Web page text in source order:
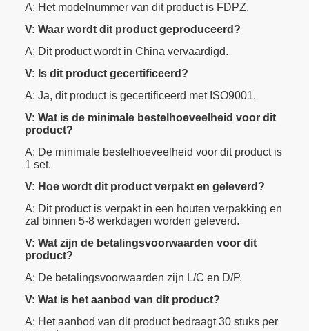
A: Het modelnummer van dit product is FDPZ.
V: Waar wordt dit product geproduceerd?
A: Dit product wordt in China vervaardigd.
V: Is dit product gecertificeerd?
A: Ja, dit product is gecertificeerd met ISO9001.
V: Wat is de minimale bestelhoeveelheid voor dit
product?
A: De minimale bestelhoeveelheid voor dit product is
1 set.
V: Hoe wordt dit product verpakt en geleverd?
A: Dit product is verpakt in een houten verpakking en
zal binnen 5-8 werkdagen worden geleverd.
V: Wat zijn de betalingsvoorwaarden voor dit
product?
A: De betalingsvoorwaarden zijn L/C en D/P.
V: Wat is het aanbod van dit product?
A: Het aanbod van dit product bedraagt 30 stuks per